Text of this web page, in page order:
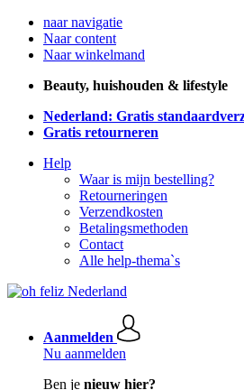
naar navigatie
Naar content
Naar winkelmand
Beauty, huishouden & lifestyle
Nederland: Gratis
Gratis retourneren
Help
Waar is mijn bestelling?
Retourneringen
Verzendkosten
Betalingsmethoden
Contact
Alle help-thema`s
Aanmelden
Nu aanmelden
Ben je nieuw hier?